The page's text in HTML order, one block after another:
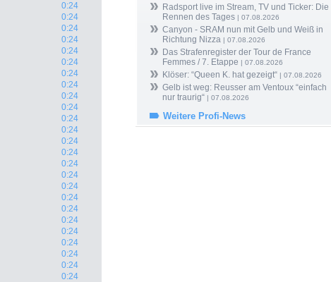
0:24
0:24
0:24
0:24
0:24
0:24
0:24
0:24
0:24
0:24
0:24
0:24
0:24
0:24
0:24
0:24
0:24
0:24
0:24
0:24
0:24
0:24
0:24
0:24
0:24
Radsport live im Stream, TV und Ticker: Die
Rennen des Tages | 07.08.2026
Canyon - SRAM nun mit Gelb und Weiß in
Richtung Nizza | 07.08.2026
Das Strafenregister der Tour de France
Femmes / 7. Etappe | 07.08.2026
Klöser: “Queen K. hat gezeigt“ | 07.08.2026
Gelb ist weg: Reusser am Ventoux “einfach
nur traurig“ | 07.08.2026
Weitere Profi-News